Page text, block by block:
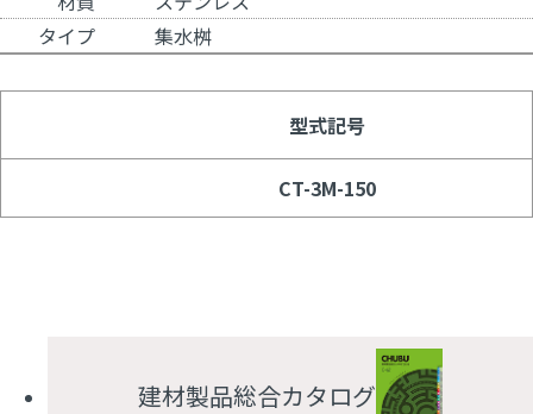
タイプ
集水桝
型式記号
CT-3M-150
建材製品総合カタログ